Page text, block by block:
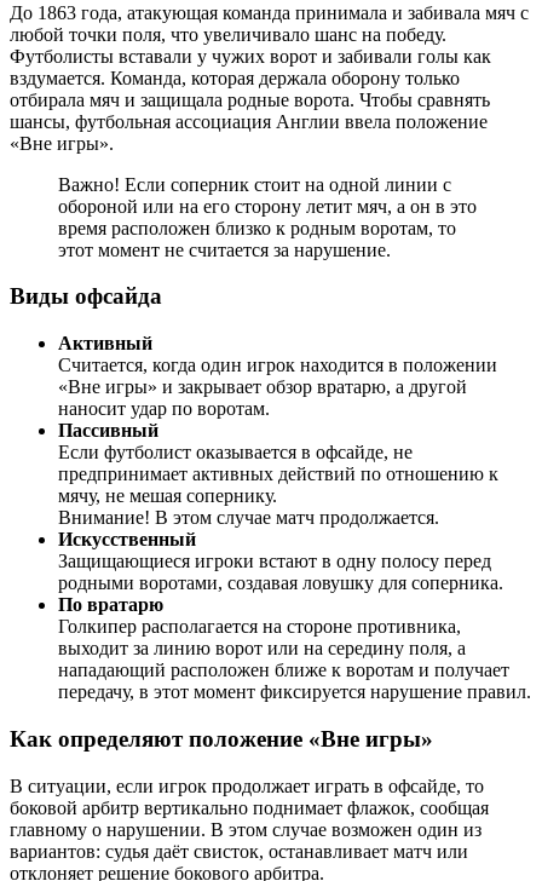
До 1863 года, атакующая команда принимала и забивала мяч с
любой точки поля, что увеличивало шанс на победу.
Футболисты вставали у чужих ворот и забивали голы как
вздумается. Команда, которая держала оборону только
отбирала мяч и защищала родные ворота. Чтобы сравнять
шансы, футбольная ассоциация Англии ввела положение
«Вне игры».
Важно! Если соперник стоит на одной линии с
обороной или на его сторону летит мяч, а он в это
время расположен близко к родным воротам, то
этот момент не считается за нарушение.
Виды офсайда
Активный
Считается, когда один игрок находится в положении
«Вне игры» и закрывает обзор вратарю, а другой
наносит удар по воротам.
Пассивный
Если футболист оказывается в офсайде, не
предпринимает активных действий по отношению к
мячу, не мешая сопернику.
Внимание! В этом случае матч продолжается.
Искусственный
Защищающиеся игроки встают в одну полосу перед
родными воротами, создавая ловушку для соперника.
По вратарю
Голкипер располагается на стороне противника,
выходит за линию ворот или на середину поля, а
нападающий расположен ближе к воротам и получает
передачу, в этот момент фиксируется нарушение правил.
Как определяют положение «Вне игры»
В ситуации, если игрок продолжает играть в офсайде, то
боковой арбитр вертикально поднимает флажок, сообщая
главному о нарушении. В этом случае возможен один из
вариантов: судья даёт свисток, останавливает матч или
отклоняет решение бокового арбитра.